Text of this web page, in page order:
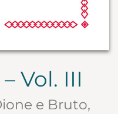
Vol. III
e Bruto,